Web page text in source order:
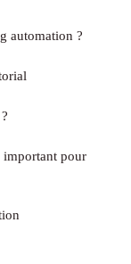
automation ?
important pour